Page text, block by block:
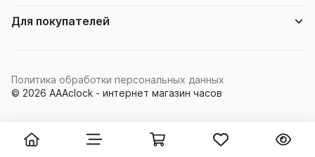
Для покупателей
© 2026 AAAclock - интернет магазин часов
Политика обработки персональных данных